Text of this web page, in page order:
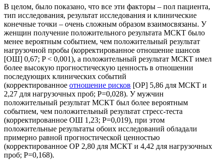
В целом, было показано, что все эти факторы – пол пациента,
тип исследования, результат исследования и клинические
конечные точки – очень сложным образом взаимосвязаны. У
женщин получение положительного результата МСКТ было
менее вероятным событием, чем положительный результат
нагрузочной пробы (корректированное отношение шансов
[ОШ] 0,67; P < 0,001), а положительный результат МСКТ имел
более высокую прогностическую ценность в отношении
последующих клинических событий
(корректированное отношение рисков [ОР] 5,86 для МСКТ и
2,27 для нагрузочных проб; P=0,028). У мужчин
положительный результат МСКТ был более вероятным
событием, чем положительный результат стресс-теста
(корректированное ОШ 1,23; P=0,019), при этом
положительные результаты обоих исследований обладали
примерно равной прогностической ценностью
(корректированное ОР 2,80 для МСКТ и 4,42 для нагрузочных
проб; P=0,168).